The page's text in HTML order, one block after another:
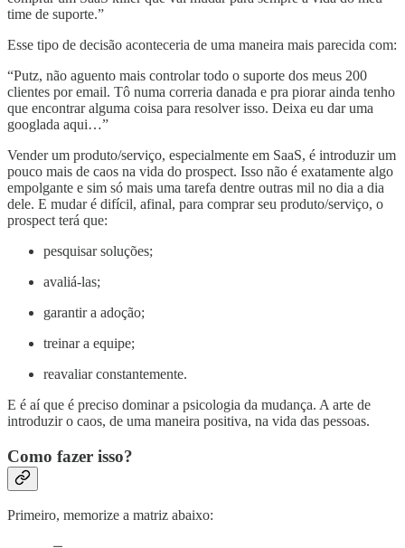
time de suporte.”
Esse tipo de decisão aconteceria de uma maneira mais parecida com:
“Putz, não aguento mais controlar todo o suporte dos meus 200
clientes por email. Tô numa correria danada e pra piorar ainda tenho
que encontrar alguma coisa para resolver isso. Deixa eu dar uma
googlada aqui…”
Vender um produto/serviço, especialmente em SaaS, é introduzir um
pouco mais de caos na vida do prospect. Isso não é exatamente algo
empolgante e sim só mais uma tarefa dentre outras mil no dia a dia
dele. E mudar é difícil, afinal, para comprar seu produto/serviço, o
prospect terá que:
pesquisar soluções;
avaliá-las;
garantir a adoção;
treinar a equipe;
reavaliar constantemente.
E é aí que é preciso dominar a psicologia da mudança. A arte de
introduzir o caos, de uma maneira positiva, na vida das pessoas.
Como fazer isso?
Primeiro, memorize a matriz abaixo: